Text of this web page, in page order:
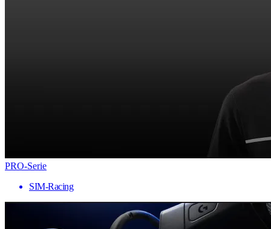
PRO-Serie
SIM-Racing